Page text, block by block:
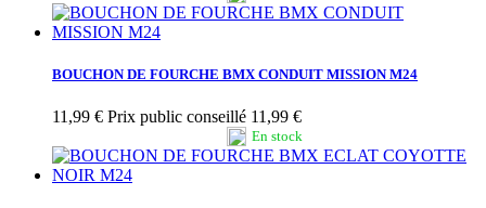
BOUCHON DE FOURCHE BMX CONDUIT MISSION M24
11,99 € Prix public conseillé 11,99 €
En stock